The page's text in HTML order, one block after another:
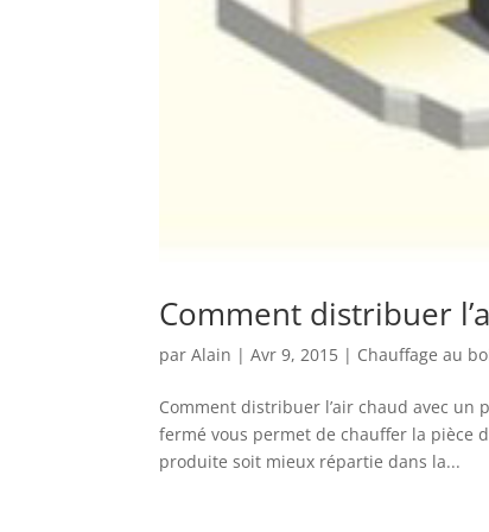
Comment distribuer
parAlain |Avr 9, 2015 | Chauffage au
Comment distribuer l’air chaud avec
fermé vous permet de chauffer la pièce
produite soit mieux répartie dans la...